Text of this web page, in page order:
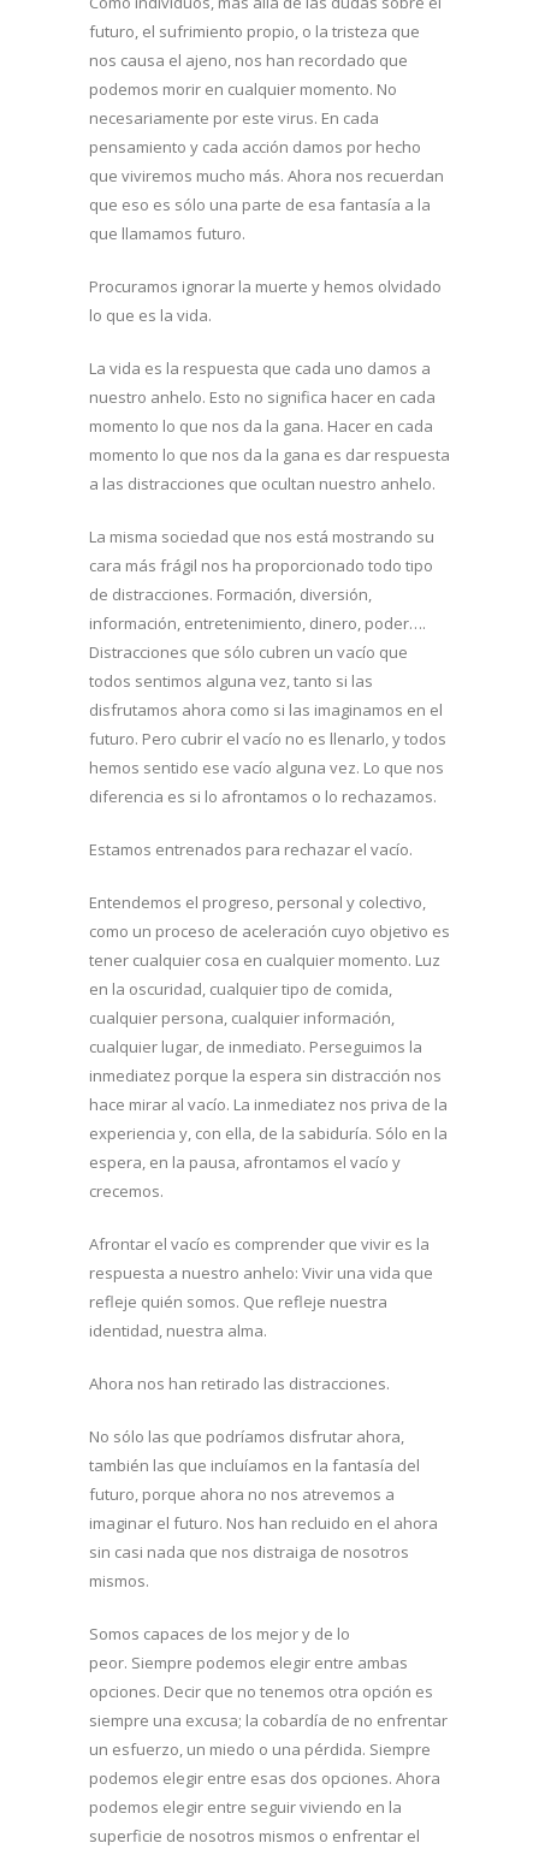
futuro, el sufrimiento propio, o la tristeza que
nos causa el ajeno, nos han recordado que
podemos morir en cualquier momento. No
necesariamente por este virus. En cada
pensamiento y cada acción damos por hecho
que viviremos mucho más. Ahora nos recuerdan
que eso es sólo una parte de esa fantasía a la
que llamamos futuro.
Procuramos ignorar la muerte y hemos olvidado
lo que es la vida.
La vida es la respuesta que cada uno damos a
nuestro anhelo. Esto no significa hacer en cada
momento lo que nos da la gana. Hacer en cada
momento lo que nos da la gana es dar respuesta
a las distracciones que ocultan nuestro anhelo.
La misma sociedad que nos está mostrando su
cara más frágil nos ha proporcionado todo tipo
de distracciones. Formación, diversión,
información, entretenimiento, dinero, poder….
Distracciones que sólo cubren un vacío que
todos sentimos alguna vez, tanto si las
disfrutamos ahora como si las imaginamos en el
futuro. Pero cubrir el vacío no es llenarlo, y todos
hemos sentido ese vacío alguna vez. Lo que nos
diferencia es si lo afrontamos o lo rechazamos.
Estamos entrenados para rechazar el vacío.
Entendemos el progreso, personal y colectivo,
como un proceso de aceleración cuyo objetivo es
tener cualquier cosa en cualquier momento. Luz
en la oscuridad, cualquier tipo de comida,
cualquier persona, cualquier información,
cualquier lugar, de inmediato. Perseguimos la
inmediatez porque la espera sin distracción nos
hace mirar al vacío. La inmediatez nos priva de la
experiencia y, con ella, de la sabiduría. Sólo en la
espera, en la pausa, afrontamos el vacío y
crecemos.
Afrontar el vacío es comprender que vivir es la
respuesta a nuestro anhelo: Vivir una vida que
refleje quién somos. Que refleje nuestra
identidad, nuestra alma.
Ahora nos han retirado las distracciones.
No sólo las que podríamos disfrutar ahora,
también las que incluíamos en la fantasía del
futuro, porque ahora no nos atrevemos a
imaginar el futuro. Nos han recluido en el ahora
sin casi nada que nos distraiga de nosotros
mismos.
Somos capaces de los mejor y de lo
peor. Siempre podemos elegir entre ambas
opciones. Decir que no tenemos otra opción es
siempre una excusa; la cobardía de no enfrentar
un esfuerzo, un miedo o una pérdida. Siempre
podemos elegir entre esas dos opciones. Ahora
podemos elegir entre seguir viviendo en la
superficie de nosotros mismos o enfrentar el